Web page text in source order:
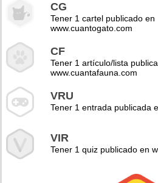
CG
Tener 1 cartel publicado en
www.cuantogato.com
CF
Tener 1 artículo/lista
www.cuantafauna.com
VRU
Tener 1 entrada publicada
VIR
Tener 1 quiz publicado en